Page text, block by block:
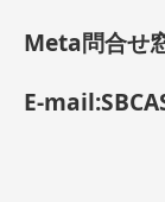
Meta問合せ
E-mail: